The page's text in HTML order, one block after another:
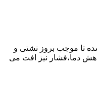
تا موجب بروز نشتی و
دما،فشار نیز افت می